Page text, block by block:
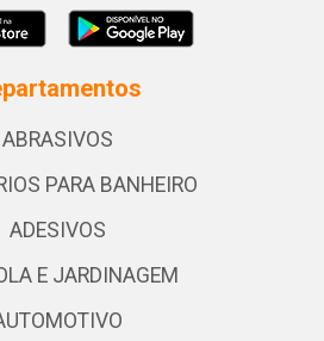
ABRASIVOS
PARA BANHEIRO
ADESIVOS
E JARDINAGEM